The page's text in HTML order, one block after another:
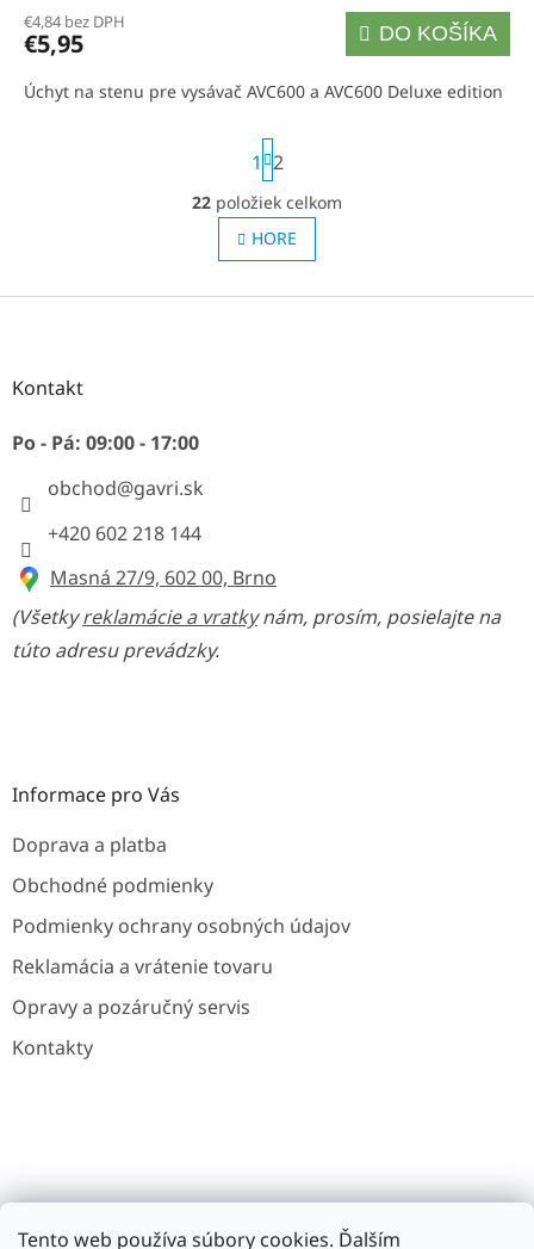
Tento web používa súbory cookies. Ďalším
€4,84 bez DPH
€5,95 DO KOŠÍKA
Úchyt na stenu pre vysávač AVC600 a AVC600 Deluxe edition
O
v
l
d
p
i
s
S
t
r
á
n
k
o
1 2
22 položiek celkom
HORE
Z
Kontakt
Po - Pá: 09:00 - 17:00
obchod@gavri.sk
+420 602 218 144
Masná 27/9, 602 00, Brno
(Všetkyreklamácie a vratkynám, prosím, posielajte na
túto adresu prevádzky.
Informace pro Vás
Doprava a platba
Obchodné podmienky
Podmienky ochrany osobných údajov
Reklamácia a vrátenie tovaru
Opravy a pozáručný servis
Kontakty
Gavri.cz Gavri.es Noaton.cz Noaton.de